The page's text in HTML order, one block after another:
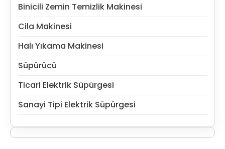
Binicili Zemin Temizlik Makinesi
Cila Makinesi
Halı Yıkama Makinesi
Süpürücü
Ticari Elektrik Süpürgesi
Sanayi Tipi Elektrik Süpürgesi